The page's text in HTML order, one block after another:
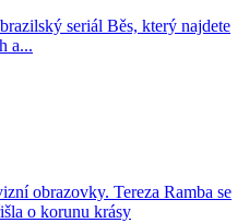
seriál Běs, který najdete
a...
obrazovky. Tereza Ramba se
o korunu krásy